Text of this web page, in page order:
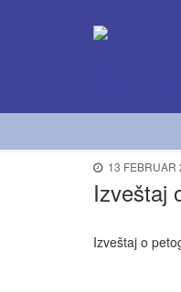
13 FEBRUAR
Izveštaj
Izveštaj o